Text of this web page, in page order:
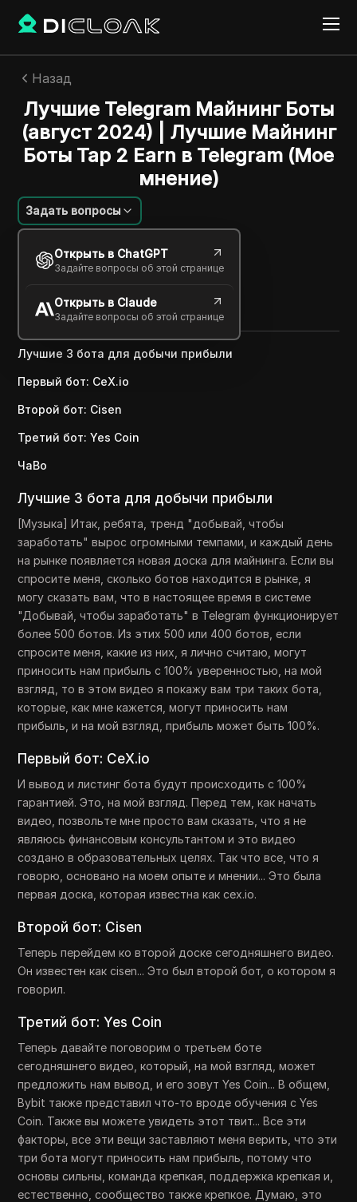
Назад
Лучшие Telegram Майнинг Боты
(август 2024) | Лучшие Майнинг
Боты Tap 2 Earn в Telegram (Мое
мнение)
Задать вопросы
Открыть в ChatGPT
Задайте вопросы об этой странице
Открыть в Claude
Задайте вопросы об этой странице
Savannah Westwood
07 дек. 2024 1 минут
Copy Link
Лучшие 3 бота для добычи прибыли
Первый бот: CeX.io
Второй бот: Cisen
Третий бот: Yes Coin
ЧаВо
Лучшие 3 бота для добычи прибыли
[Музыка] Итак, ребята, тренд "добывай, чтобы
заработать" вырос огромными темпами, и каждый день
на рынке появляется новая доска для майнинга. Если вы
спросите меня, сколько ботов находится в рынке, я
могу сказать вам, что в настоящее время в системе
"Добывай, чтобы заработать" в Telegram функционирует
более 500 ботов. Из этих 500 или 400 ботов, если
спросите меня, какие из них, я лично считаю, могут
приносить нам прибыль с 100% уверенностью, на мой
взгляд, то в этом видео я покажу вам три таких бота,
которые, как мне кажется, могут приносить нам
прибыль, и на мой взгляд, прибыль может быть 100%.
Первый бот: CeX.io
И вывод и листинг бота будут происходить с 100%
гарантией. Это, на мой взгляд. Перед тем, как начать
видео, позвольте мне просто вам сказать, что я не
являюсь финансовым консультантом и это видео
создано в образовательных целях. Так что все, что я
говорю, основано на моем опыте и мнении... Это была
первая доска, которая известна как cex.io.
Второй бот: Cisen
Теперь перейдем ко второй доске сегодняшнего видео.
Он известен как cisen... Это был второй бот, о котором я
говорил.
Третий бот: Yes Coin
Теперь давайте поговорим о третьем боте
сегодняшнего видео, который, на мой взгляд, может
предложить нам вывод, и его зовут Yes Coin... В общем,
Bybit также представил что-то вроде обучения с Yes
Coin. Также вы можете увидеть этот твит... Все эти
факторы, все эти вещи заставляют меня верить, что эти
три бота могут приносить нам прибыль, потому что
основы сильны, команда крепкая, поддержка крепкая и,
естественно, сообщество также крепкое. Думаю, это